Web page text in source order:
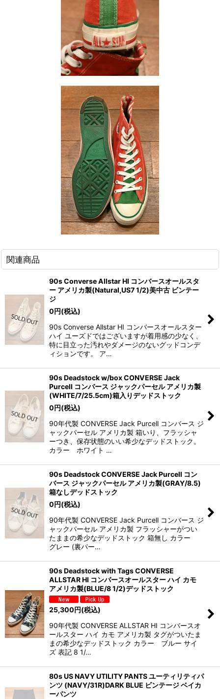
関連商品
90s Converse Allstar HI コンバースオールスタ
ー アメリカ製(Natural,US7 1/2)美中古 ビンテー
ジ
0円(税込)
90s Converse Allstar HI コンバースオールスター
ハイ ユーズドではございますが着用感の少なく、
特に目立った汚れやダメージのないグッドコンデ
ィションです。 ア…
90s Deadstock w/box CONVERSE Jack
Purcell コンバース ジャックパーセル アメリカ製
(WHITE/7/25.5cm)箱入りデッドストック
0円(税込)
90年代製 CONVERSE Jack Purcell コンバース ジ
ャックパーセル アメリカ製 箱いり、フラッシャ
ーつき、保存状態のいい希少なデッドストック。
カラー ホワイト …
90s Deadstock CONVERSE Jack Purcell コン
バース ジャックパーセル アメリカ製(GRAY/8.5)
箱なしデッドストック
0円(税込)
90年代製 CONVERSE Jack Purcell コンバース ジ
ャックパーセル アメリカ製 フラッシャーがつい
たままの希少なデッドストック 箱無し カラー
グレー (裏パー…
90s Deadstock with Tags CONVERSE
ALLSTAR HI コンバースオールスター ハイ カモ
アメリカ製(BLUE/8 1/2)デッドストック
25,300円(税込)
90年代製 CONVERSE ALLSTAR HI コンバースオ
ールスター ハイ カモ アメリカ製 タグがついたま
まの希少なデッドストック カラー ブルー サイ
ズ 表記 8 1/…
80s US NAVY UTILITY PANTS ユーティリティパ
ンツ (NAVY/31R)DARK BLUE ビンテージ ベイカ
ーパンツ